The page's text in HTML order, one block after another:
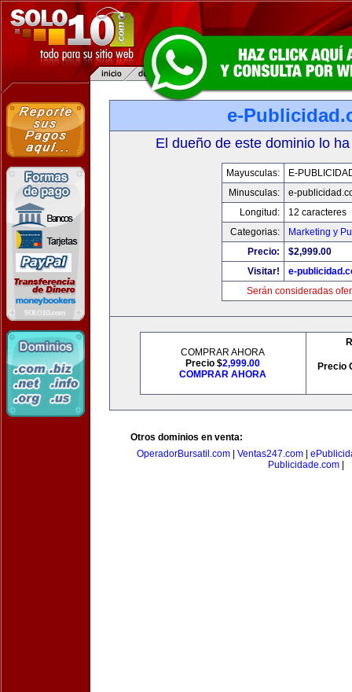
e-
El dueño de este dominio lo
Mayusculas:
E-
Minusculas:
e-
Longitud:
12 caracteres
Categorias:
Marketing y
Precio:
$2,999.00
Visitar!
e-
Serán consideradas
COMPRAR AHORA
Precio $2,999.00
COMPRAR AHORA
Precio
Otros dominios en venta:
OperadorBursatil.com
Ventas247.com
Publicidade.com|